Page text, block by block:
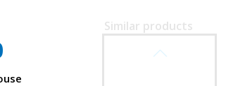
Similar products